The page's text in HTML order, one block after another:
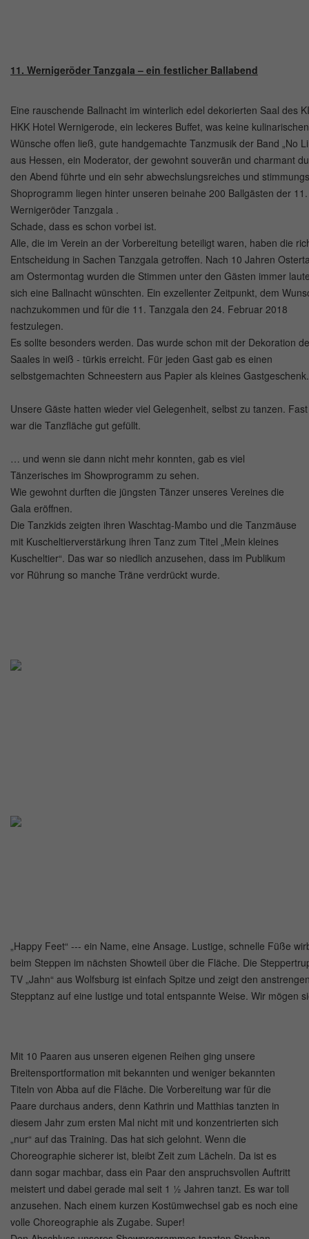
11. Wernigeröder Tanzgala – ein festlicher Ballabend
Eine rauschende Ballnacht im winterlich edel dekorierten Saal des
HKK Hotel Wernigerode, ein leckeres Buffet, was keine kulinarischen
Wünsche offen ließ, gute handgemachte Tanzmusik der Band „No
aus Hessen, ein Moderator, der gewohnt souverän und charmant
den Abend führte und ein sehr abwechslungsreiches und
Shoprogramm liegen hinter unseren beinahe 200 Ballgästen der 11.
Wernigeröder Tanzgala .
Schade, dass es schon vorbei ist.
Alle, die im Verein an der Vorbereitung beteiligt waren, haben die
Entscheidung in Sachen Tanzgala getroffen. Nach 10 Jahren
am Ostermontag wurden die Stimmen unter den Gästen immer
sich eine Ballnacht wünschten. Ein exzellenter Zeitpunkt, dem
nachzukommen und für die 11. Tanzgala den 24. Februar 2018
festzulegen.
Es sollte besonders werden. Das wurde schon mit der Dekoration
Saales in weiß - türkis erreicht. Für jeden Gast gab es einen
selbstgemachten Schneestern aus Papier als kleines Gastgeschenk.
Unsere Gäste hatten wieder viel Gelegenheit, selbst zu tanzen.
war die Tanzfläche gut gefüllt.
… und wenn sie dann nicht mehr konnten, gab es viel
Tänzerisches im Showprogramm zu sehen.
Wie gewohnt durften die jüngsten Tänzer unseres Vereines die
Gala eröffnen.
Die Tanzkids zeigten ihren Waschtag-Mambo und die Tanzmäuse
mit Kuscheltierverstärkung ihren Tanz zum Titel „Mein kleines
Kuscheltier“. Das war so niedlich anzusehen, dass im Publikum
vor Rührung so manche Träne verdrückt wurde.
„Happy Feet“ --- ein Name, eine Ansage. Lustige, schnelle Füße
beim Steppen im nächsten Showteil über die Fläche. Die
TV „Jahn“ aus Wolfsburg ist einfach Spitze und zeigt den
Stepptanz auf eine lustige und total entspannte Weise. Wir mögen
Mit 10 Paaren aus unseren eigenen Reihen ging unsere
Breitensportformation mit bekannten und weniger bekannten
Titeln von Abba auf die Fläche. Die Vorbereitung war für die
Paare durchaus anders, denn Kathrin und Matthias tanzten in
diesem Jahr zum ersten Mal nicht mit und konzentrierten sich
„nur“ auf das Training. Das hat sich gelohnt. Wenn die
Choreographie sicherer ist, bleibt Zeit zum Lächeln. Da ist es
dann sogar machbar, dass ein Paar den anspruchsvollen Auftritt
meistert und dabei gerade mal seit 1 ½ Jahren tanzt. Es war toll
anzusehen. Nach einem kurzen Kostümwechsel gab es noch eine
volle Choreographie als Zugabe. Super!